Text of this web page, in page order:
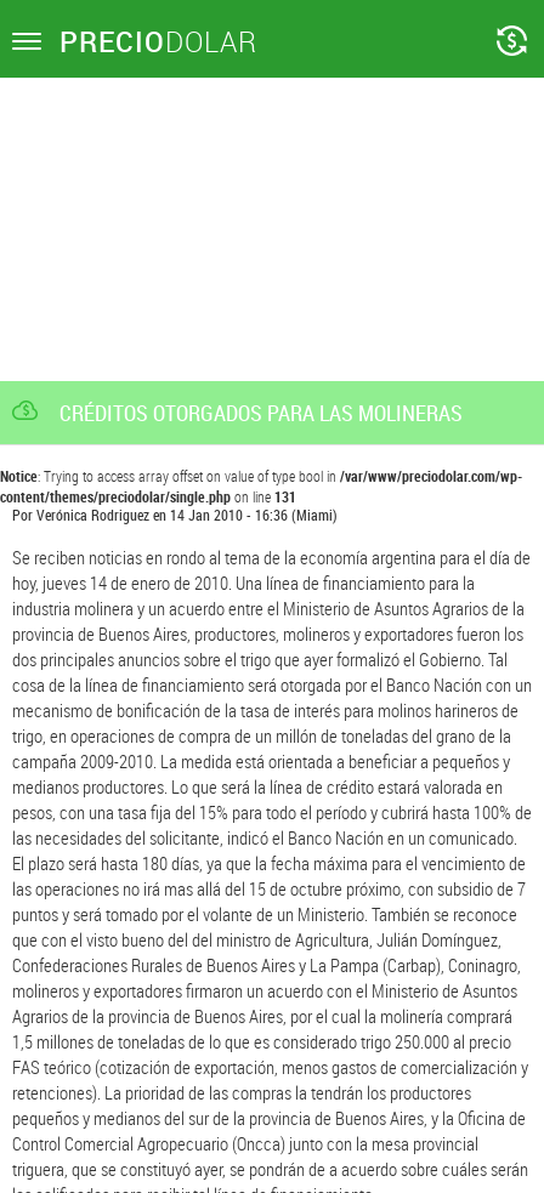
Toggle PRECIODOLAR
CRÉDITOS OTORGADOS PARA LAS MOLINERAS
Notice: Trying to access array offset on value of type bool in /var/www/preciodolar.com/wp-
content/themes/preciodolar/single.phpon line131
PorVerónica Rodriguezen14 Jan 2010 - 16:36(Miami)
Se reciben noticias en rondo al tema de la economía argentina para el día de
hoy, jueves 14 de enero de 2010. Una línea de financiamiento para la
industria molinera y un acuerdo entre el Ministerio de Asuntos Agrarios de la
provincia de Buenos Aires, productores, molineros y exportadores fueron los
dos principales anuncios sobre el trigo que ayer formalizó el Gobierno. Tal
cosa de la línea de financiamiento será otorgada por el Banco Nación con un
mecanismo de bonificación de la tasa de interés para molinos harineros de
trigo, en operaciones de compra de un millón de toneladas del grano de la
campaña 2009-2010. La medida está orientada a beneficiar a pequeños y
medianos productores. Lo que será la línea de crédito estará valorada en
pesos, con una tasa fija del 15% para todo el período y cubrirá hasta 100% de
las necesidades del solicitante, indicó el Banco Nación en un comunicado.
El plazo será hasta 180 días, ya que la fecha máxima para el vencimiento de
las operaciones no irá mas allá del 15 de octubre próximo, con subsidio de 7
puntos y será tomado por el volante de un Ministerio. También se reconoce
que con el visto bueno del del ministro de Agricultura, Julián Domínguez,
Confederaciones Rurales de Buenos Aires y La Pampa (Carbap), Coninagro,
molineros y exportadores firmaron un acuerdo con el Ministerio de Asuntos
Agrarios de la provincia de Buenos Aires, por el cual la molinería comprará
1,5 millones de toneladas de lo que es considerado trigo 250.000 al precio
FAS teórico (cotización de exportación, menos gastos de comercialización y
retenciones). La prioridad de las compras la tendrán los productores
pequeños y medianos del sur de la provincia de Buenos Aires, y la Oficina de
Control Comercial Agropecuario (Oncca) junto con la mesa provincial
triguera, que se constituyó ayer, se pondrán de a acuerdo sobre cuáles serán